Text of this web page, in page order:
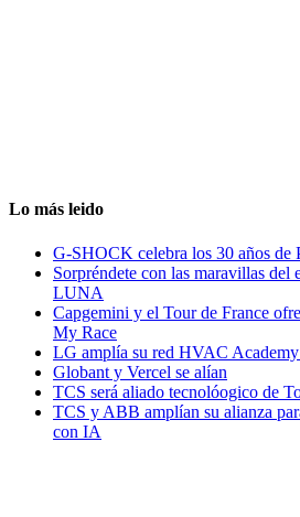
Lo más leido
G-SHOCK celebra los 30 años de
Sorpréndete con las maravillas del
LUNA
Capgemini y el Tour de France
My Race
LG amplía su red HVAC
Globant y Vercel se alían
TCS será aliado tecnolóogico de
TCS y ABB amplían su alianza
con IA